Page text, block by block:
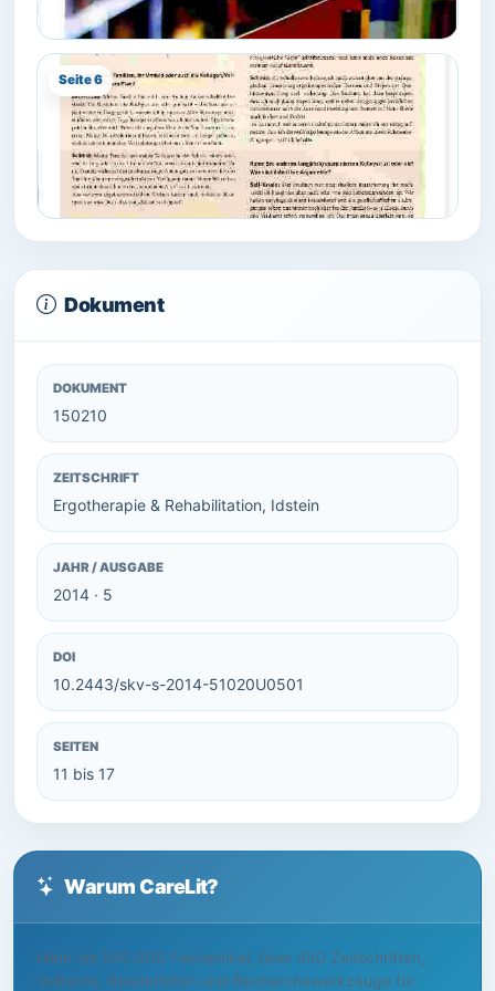
Seite 6
Dokument
DOKUMENT
150210
ZEITSCHRIFT
Ergotherapie & Rehabilitation, Idstein
JAHR / AUSGABE
2014 · 5
DOI
10.2443/skv-s-2014-51020U0501
SEITEN
11 bis 17
Warum CareLit?
Mehr als 500.000 Fachartikel, über 450 Zeitschriften,
Volltexte, Readerlisten und Recherchewerkzeuge für